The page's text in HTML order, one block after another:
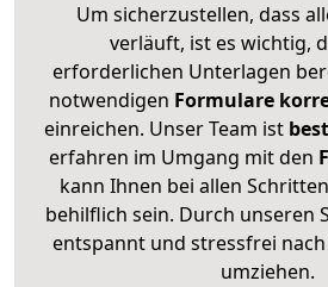
Um sicherzustellen, dass
verläuft, ist es wichtig,
erforderlichen Unterlagen
notwendigen Formulare
einreichen. Unser Team ist
erfahren im Umgang mit den
kann Ihnen bei allen
behilflich sein. Durch unseren
entspannt und stressfrei
umziehen.